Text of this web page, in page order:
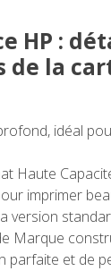
HP :
de la
idéal
Haute
imprimer
version
Marque
parfaite et de